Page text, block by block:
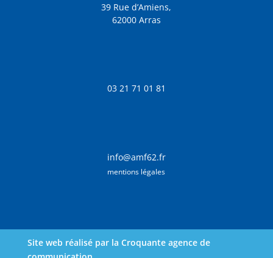
39 Rue d’Amiens,
62000 Arras
03 21 71 01 81
info@amf62.fr
mentions légales
Site web réalisé par la Croquante agence de